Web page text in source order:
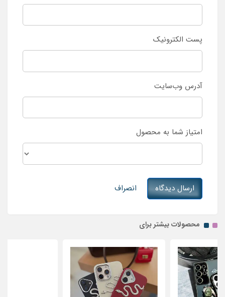
پست الکترونیک
آدرس وب‌سایت
امتیاز شما به محصول
ارسال دیدگاه انصراف
محصولات بیشتر برای